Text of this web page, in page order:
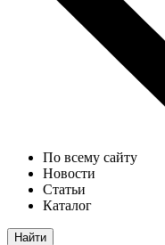
По всему сайту
Новости
Статьи
Каталог
Найти